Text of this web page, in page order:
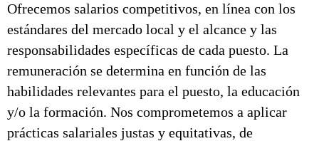
Ofrecemos salarios competitivos, en línea con los
estándares del mercado local y el alcance y las
responsabilidades específicas de cada puesto. La
remuneración se determina en función de las
habilidades relevantes para el puesto, la educación
y/o la formación. Nos comprometemos a aplicar
prácticas salariales justas y equitativas, de